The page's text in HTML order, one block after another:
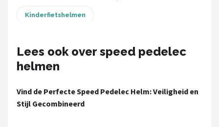
Cortina
Kinderfietshelmen
Lees ook over speed pedelec
helmen
Vind de Perfecte Speed Pedelec Helm: Veiligheid en
Stijl Gecombineerd